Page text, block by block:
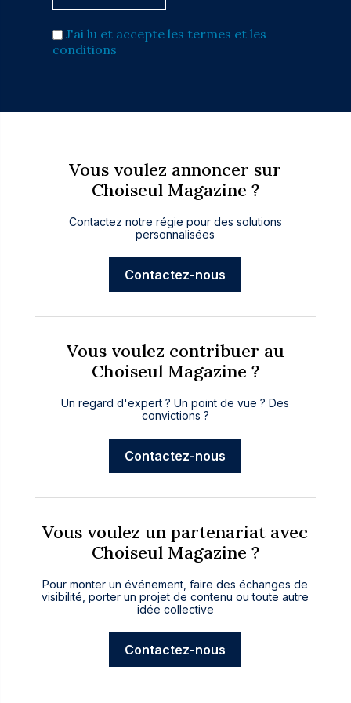
J'ai lu et accepte les termes et les
conditions
Vous voulez annoncer sur
Choiseul Magazine ?
Contactez notre régie pour des solutions
personnalisées
Contactez-nous
Vous voulez contribuer au
Choiseul Magazine ?
Un regard d'expert ? Un point de vue ? Des
convictions ?
Contactez-nous
Vous voulez un partenariat avec
Choiseul Magazine ?
Pour monter un événement, faire des échanges de
visibilité, porter un projet de contenu ou toute autre
idée collective
Contactez-nous